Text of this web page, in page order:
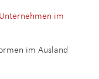
im
im Ausland